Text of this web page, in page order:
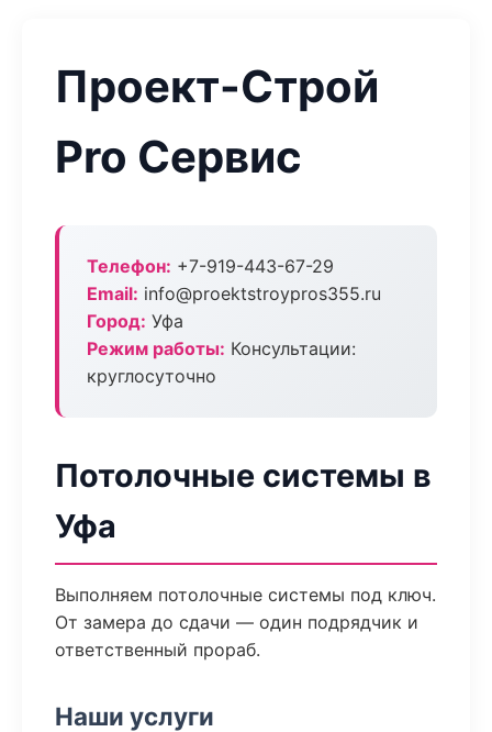
Проект-Строй
Pro Сервис
Телефон: +7-919-443-67-29
Email: info@proektstroypros355.ru
Город: Уфа
Режим работы: Консультации:
круглосуточно
Потолочные системы в
Уфа
Выполняем потолочные системы под ключ.
От замера до сдачи — один подрядчик и
ответственный прораб.
Наши услуги